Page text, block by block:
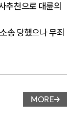
추천으로 대륜의
송 당했으나 무죄
업무분야
MORE